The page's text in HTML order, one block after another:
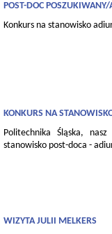
POST-DOC POSZUKIWANY/
Konkurs na stanowisko
KONKURS NA
Politechnika Śląska,
stanowisko post-doca -
WIZYTA JULII MELKERS